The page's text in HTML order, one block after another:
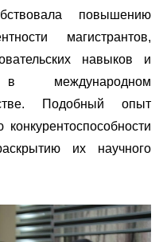
повышению
магистрантов,
навыков и
международном
Подобный опыт
их научного